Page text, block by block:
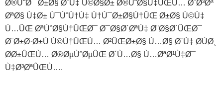
Ø®ÙˆØ¯ Ø±Ø§ Ø¨Ù‡ Ú©Ø§Ø± Ø®ÙˆØ§Ù‡ÛŒÙ… Ø¨Ø³Øª
ØªØ§ Ù‡Ø± Ú¯ÙˆÙ†Ù‡ Ù†Ú¯Ø±Ø§Ù†ÛŒ Ø±Ø§ Ú©Ù‡
Ù…ÛŒ ØªÙˆØ§Ù†ÛŒØ¯ Ø¯Ø§Ø´ØªÙ‡ Ø¨Ø§Ø´ÛŒØ¯
Ø¨Ø±Ø·Ø±Ù Ú©Ù†ÛŒÙ… Ø²ÛŒØ±Ø§ Ù…Ø§ Ø¨Ù‡ Ø­ÙØ¸
Ø­Ø±ÛŒÙ… Ø®ØµÙˆØµÛŒ Ø´Ù…Ø§ Ù…ØªØ¹Ù‡Ø¯
Ù‡Ø³ØªÛŒÙ….